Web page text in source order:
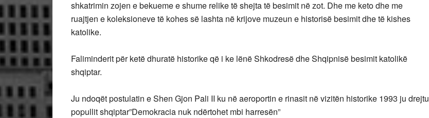
shkatrimin zojen e bekueme e shume relike të shejta të besimit në zot. Dhe me keto dhe me
ruajtjen e koleksioneve të kohes së lashta në krijove muzeun e historisë besimit dhe të kishes
katolike.
Faliminderit për ketë dhuratë historike që i ke lënë Shkodresë dhe Shqipnisë besimit katolikë
shqiptar.
Ju ndoqët postulatin e Shen Gjon Pali II ku në aeroportin e rinasit në vizitën historike 1993 ju drejtu
popullit shqiptar”Demokracia nuk ndërtohet mbi harresën”